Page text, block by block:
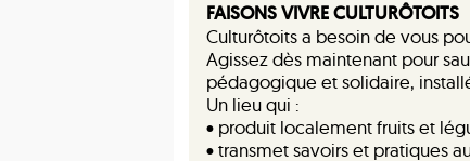
FAISONS VIVRE CULTURÔTOITS
Culturôtoits a besoin de vous
Agissez dès maintenant pour
pédagogique et solidaire,
Un lieu qui :
• produit localement fruits et
• transmet savoirs et pratiques